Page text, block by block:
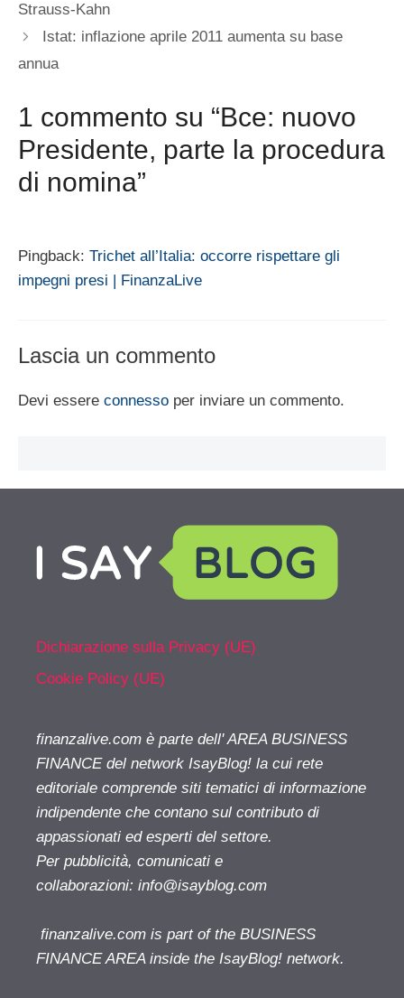
Strauss-Kahn
Istat: inflazione aprile 2011 aumenta su base
annua
1 commento su “Bce: nuovo
Presidente, parte la procedura
di nomina”
Pingback: Trichet all’Italia: occorre rispettare gli
impegni presi | FinanzaLive
Lascia un commento
Devi essere connesso per inviare un commento.
Dichiarazione sulla Privacy (UE)
Cookie Policy (UE)
finanzalive.com è parte dell' AREA BUSINESS
FINANCE del network IsayBlog! la cui rete
editoriale comprende siti tematici di informazione
indipendente che contano sul contributo di
appassionati ed esperti del settore.
Per pubblicità, comunicati e
collaborazioni: info@isayblog.com
finanzalive.com is part of the BUSINESS
FINANCE AREA inside the IsayBlog! network.